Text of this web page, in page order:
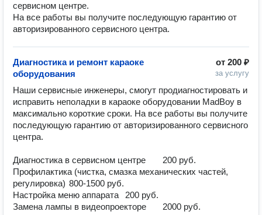
сервисном центре.
На все работы вы получите последующую гарантию от
авторизированного сервисного центра.
от 200 ₽
за услугу
Диагностика и ремонт караоке
оборудования
Наши сервисные инженеры, смогут продиагностировать и
исправить неполадки в караоке оборудовании MadBoy в
максимально короткие сроки. На все работы вы получите
последующую гарантию от авторизированного сервисного
центра.
Диагностика в сервисном центре	200 руб.
Профилактика (чистка, смазка механических частей,
регулировка)	800-1500 руб.
Настройка меню аппарата	200 руб.
Замена лампы в видеопроекторе	2000 руб.